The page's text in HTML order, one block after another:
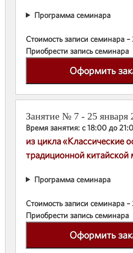
Программа семинара
Стоимость записи семинара
Приобрести запись семинара
Оформить
Занятие № 7 - 25 января
Время занятия: с 18:00 до
из цикла «Классические
традиционной
Программа семинара
Стоимость записи семинара
Приобрести запись семинара
Оформить